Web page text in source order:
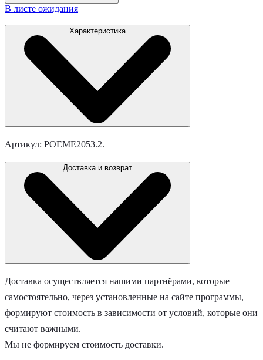
В листе ожидания
Характеристика
Артикул: POEME2053.2.
Доставка и возврат
Доставка осуществляется нашими партнёрами, которые
самостоятельно, через установленные на сайте программы,
формируют стоимость в зависимости от условий, которые они
считают важными.
Мы не формируем стоимость доставки.